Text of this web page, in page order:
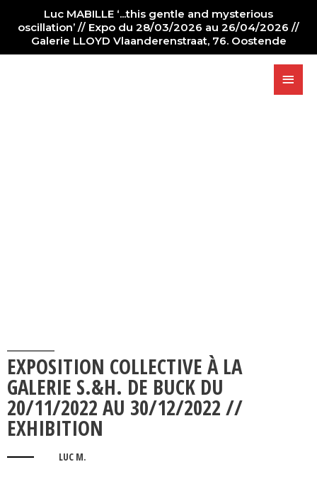
Luc MABILLE ‘...this gentle and mysterious
oscillation’ // Expo du 28/03/2026 au 26/04/2026 //
Galerie LLOYD Vlaanderenstraat, 76. Oostende
EXPOSITION COLLECTIVE À LA
GALERIE S.&H. DE BUCK DU
20/11/2022 AU 30/12/2022 //
EXHIBITION
LUC M.